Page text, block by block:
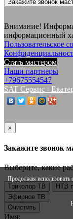
Продолжая использовать
Закажите звонок
Внимание!
информационный
Пользовательское
Стать мастером
Наши партнеры
+79675554547
SAT Сервис -
×
Закажите звонок
Выберите, какие
Триколор ТВ НТВ
Эфирное ТВ
Очистить
Имя: